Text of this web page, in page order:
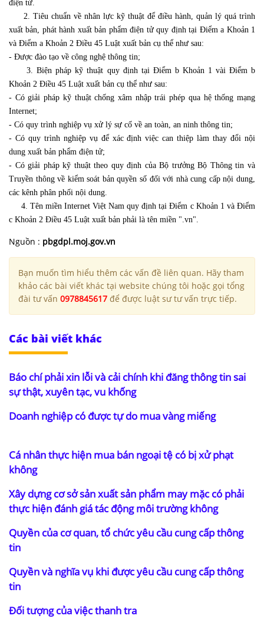
điện tử.
2. Tiêu chuẩn về nhân lực kỹ thuật để điều hành, quản lý quá trình
xuất bản, phát hành xuất bản phẩm điện tử quy định tại Điểm a Khoản 1
và Điểm a Khoản 2 Điều 45 Luật xuất bản cụ thể như sau:
- Được đào tạo về công nghệ thông tin;
3. Biện pháp kỹ thuật quy định tại Điểm b Khoản 1 vài Điểm b
Khoản 2 Điều 45 Luật xuất bản cụ thể như sau:
- Có giải pháp kỹ thuật chống xâm nhập trái phép qua hệ thống mạng
Internet;
- Có quy trình nghiệp vụ xử lý sự cố về an toàn, an ninh thông tin;
- Có quy trình nghiệp vụ để xác định việc can thiệp làm thay đổi nội
dung xuất bản phẩm điện tử;
- Có giải pháp kỹ thuật theo quy định của Bộ trưởng Bộ Thông tin và
Truyền thông về kiểm soát bản quyền số đối với nhà cung cấp nội dung,
các kênh phân phối nội dung.
4. Tên miền Internet Việt Nam quy định tại Điểm c Khoản 1 và Điểm
c Khoản 2 Điều 45 Luật xuất bản phải là tên miền ".vn".
Nguồn : pbgdpl.moj.gov.vn
Bạn muốn tìm hiểu thêm các vấn đề liên quan. Hãy tham
khảo các bài viết khác tại website chúng tôi hoặc gọi tổng
đài tư vấn 0978845617 để được luật sư tư vấn trực tiếp.
Các bài viết khác
Báo chí phải xin lỗi và cải chính khi đăng thông tin sai
sự thật, xuyên tạc, vu khống
Doanh nghiệp có được tự do mua vàng miếng
Cá nhân thực hiện mua bán ngoại tệ có bị xử phạt
không
Xây dựng cơ sở sản xuất sản phẩm may mặc có phải
thực hiện đánh giá tác động môi trường không
Quyền của cơ quan, tổ chức yêu cầu cung cấp thông
tin
Quyền và nghĩa vụ khi được yêu cầu cung cấp thông
tin
Đối tượng của việc thanh tra